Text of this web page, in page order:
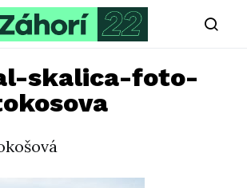
skalica-foto-